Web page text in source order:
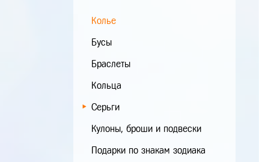
Колье
Бусы
Браслеты
Кольца
Серьги
Кулоны, броши и подвески
Подарки по знакам зодиака